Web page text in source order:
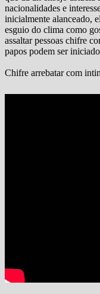
nacionalidades e
inicialmente alanceado,
esguio do clima como
assaltar pessoas chifre
papos podem ser
Chifre arrebatar com